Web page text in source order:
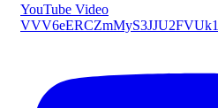
YouTube Video